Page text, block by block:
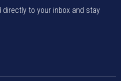
directly to your inbox and stay